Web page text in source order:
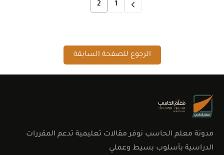
1
2
الرجوع للصفحة السابقة
مدونة معلم الحاسب نوفر مقالات تعليمية تدعم المقررات
الدراسية بأسلوب بسيط وعملي